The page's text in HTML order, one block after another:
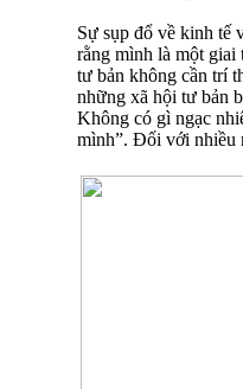
Sự sụp đổ về kinh tế
rằng mình là một giai
tư bản không cần trí
những xã hội tư bản
Không có gì ngạc
mình”. Đối với nhiều